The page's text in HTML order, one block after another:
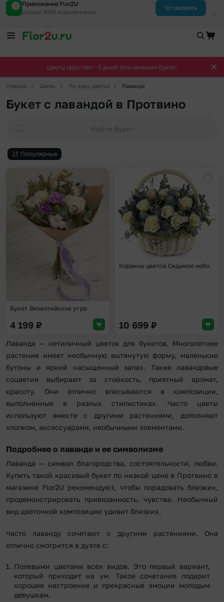
Приложение Flor2U
Скидка 300₽ в приложении
Установить
Цветы простоят - 5 дней! Или заменим букет!
Главная Цветы По виду цветка Лаванда
Букет с лавандой в Протвино
Найти букет
Популярные
Добавить в избранное
Букет Византийское утро
4 199 ₽
Корзина цветов Седьмое небо
10 699 ₽
Лаванда — нетипичный цветок для букетов. Многолетнее
растение имеет необычную вытянутую форму, маленькие
бутоны и яркий насыщенный запах. Такие лавандовые
соцветия выбирают за стойкость, приятный аромат,
красоту. Они отлично вписываются в композиции,
выполненные в разных стилистиках. Часто цветы
используют вместе с другими растениями, дополняют
хлопком, аксессуарами, необычными элементами.
Подробнее о лаванде и ее символизме
Лаванда — символ благородства, состоятельности, любви.
Купить такой красивый букет по низкой цене в Протвино в
магазине Flor2U рекомендуют, чтобы порадовать близких,
продемонстрировать привязанность, чувства. Необычный
вид цветочной композиции удивит близких.
Часто лаванду сочетают с другими растениями. Она
отлично смотрится в дуэте с:
Полевыми цветами всех видов. Это первый вариант,
который приходит на ум. Такое сочетание подарит
хорошее настроение и прекрасные эмоции молодым
девушкам.